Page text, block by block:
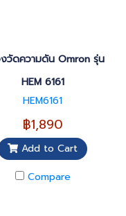
งวัดความดัน Omron รุ่น
HEM 6161
HEM6161
฿1,890
Add to Cart
Compare